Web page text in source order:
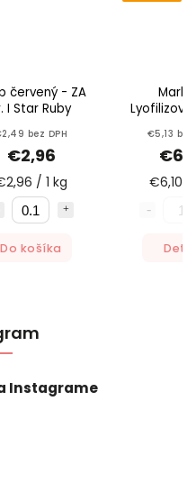
červený - ZA
I Star Ruby
bez DPH
€2,96
/ 1 kg
Do košíka
€5,13 bez
€6,10 /
Instagrame